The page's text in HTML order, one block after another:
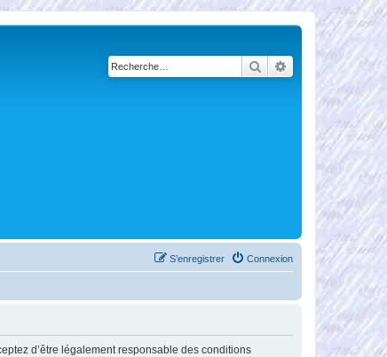
RechercherRecherche
Connexion
S’enregistrer
d’être légalement responsable des conditions